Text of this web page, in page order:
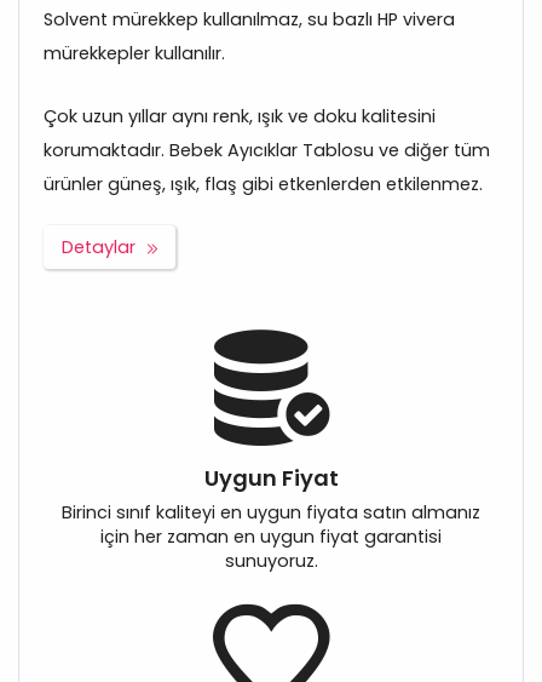
Solvent mürekkep kullanılmaz, su bazlı HP vivera
mürekkepler kullanılır.
Çok uzun yıllar aynı renk, ışık ve doku kalitesini
korumaktadır. Bebek Ayıcıklar Tablosu ve diğer tüm
ürünler güneş, ışık, flaş gibi etkenlerden etkilenmez.
Detaylar
Uygun Fiyat
Birinci sınıf kaliteyi en uygun fiyata satın almanız
için her zaman en uygun fiyat garantisi
sunuyoruz.